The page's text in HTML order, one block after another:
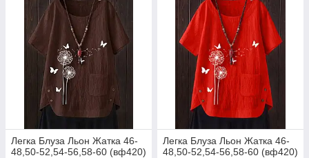
Легка Блуза Льон Жатка 46-
48,50-52,54-56,58-60 (вф420)
Легка Блуза Льон Жатка 46-
48,50-52,54-56,58-60 (вф420)